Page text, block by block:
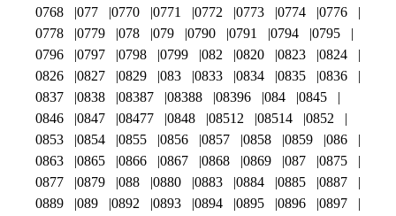
0768
077 0770 0771 0772 0773 0774
0776
0778
0779 078 079 0790 0791 0794
0795
0796
0797 0798 0799 082 0820 0823
0824
0826
0827 0829 083 0833 0834 0835
0836
0837
0838 08387 08388 08396 084
0845
0846
0847 08477 0848 08512 08514
0852
0853
0854 0855 0856 0857 0858 0859
086
0863
0865 0866 0867 0868 0869 087
0875
0877
0879 088 0880 0883 0884 0885
0887
0889
089 0892 0893 0894 0895 0896
0897